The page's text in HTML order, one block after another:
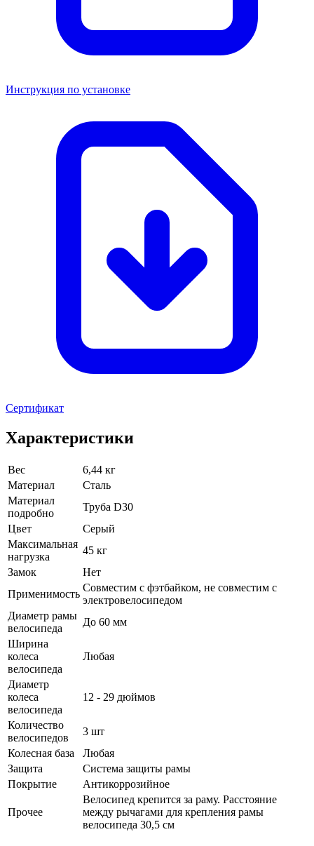
Инструкция по установке
Сертификат
Характеристики
Вес
6,44 кг
Материал
Сталь
Материал
подробно
Труба D30
Цвет
Серый
Максимальная
нагрузка
45 кг
Замок
Нет
Применимость
Совместим с фэтбайком, не совместим с
электровелосипедом
Диаметр рамы
велосипеда
До 60 мм
Ширина
колеса
велосипеда
Любая
Диаметр
колеса
велосипеда
12 - 29 дюймов
Количество
велосипедов
3 шт
Колесная база
Любая
Защита
Система защиты рамы
Покрытие
Антикоррозийное
Прочее
Велосипед крепится за раму. Расстояние
между рычагами для крепления рамы
велосипеда 30,5 см